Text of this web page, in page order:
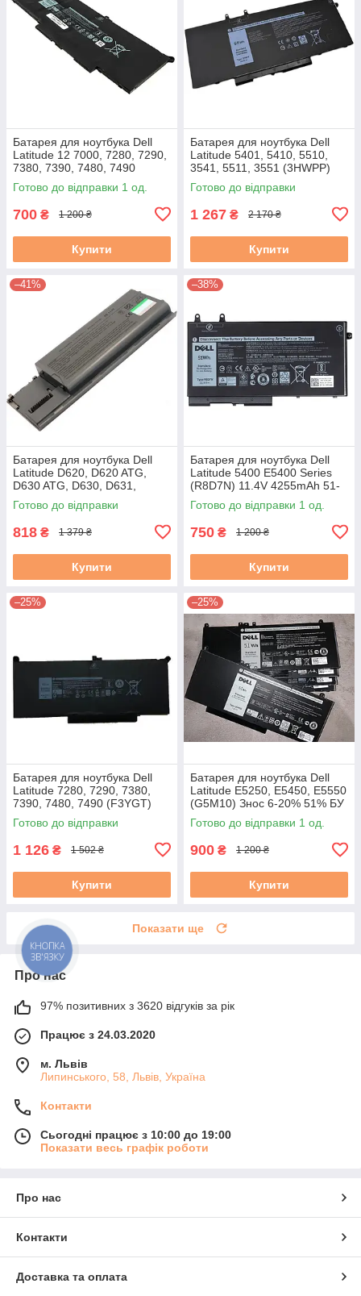
Батарея для ноутбука Dell
Latitude 12 7000, 7280, 7290,
7380, 7390, 7480, 7490
(PG74G, PGFX4 ) 51-60% бу
B-
Готово до відправки 1 од.
700 ₴ 1 200 ₴
Купити
Батарея для ноутбука Dell
Latitude 5401, 5410, 5510,
3541, 5511, 3551 (3HWPP)
15,2V !!!
Готово до відправки
1 267 ₴ 2 170 ₴
Купити
–41%
Батарея для ноутбука Dell
Latitude D620, D620 ATG,
D630 ATG, D630, D631,
D630c (GD775) 10.8V
5200mAh
Готово до відправки
818 ₴ 1 379 ₴
Купити
–38%
Батарея для ноутбука Dell
Latitude 5400 E5400 Series
(R8D7N) 11.4V 4255mAh 51-
60% бу B-
Готово до відправки 1 од.
750 ₴ 1 200 ₴
Купити
–25%
Батарея для ноутбука Dell
Latitude 7280, 7290, 7380,
7390, 7480, 7490 (F3YGT)
7.6V #
Готово до відправки
1 126 ₴ 1 502 ₴
Купити
–25%
Батарея для ноутбука Dell
Latitude E5250, E5450, E5550
(G5M10) Знос 6-20% 51% БУ
A
Готово до відправки 1 од.
900 ₴ 1 200 ₴
Купити
Показати ще
Про нас
97% позитивних з 3620 відгуків за рік
Працює з 24.03.2020
м. Львів
Липинського, 58, Львів, Україна
Контакти
Сьогодні працює з 10:00 до 19:00
Показати весь графік роботи
Про нас
Контакти
Доставка та оплата
КНОПКА
ЗВ'ЯЗКУ